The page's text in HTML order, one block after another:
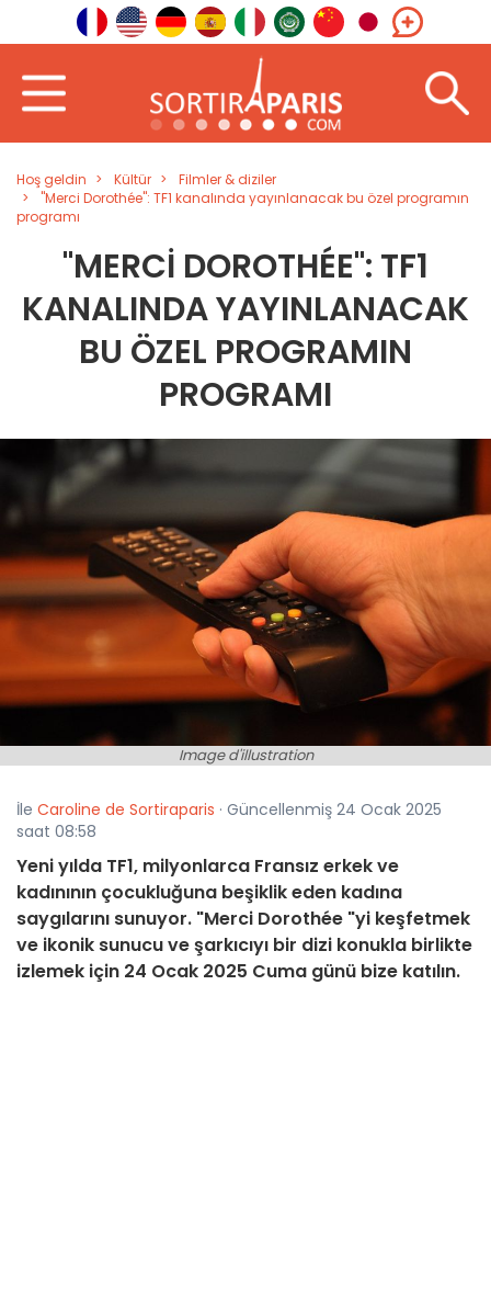
Hoş geldin Kültür
Filmler & diziler
"Merci Dorothée": TF1 kanalında yayınlanacak bu özel programın
programı
"MERCI DOROTHÉE": TF1
KANALINDA YAYINLANACAK
BU ÖZEL PROGRAMIN
PROGRAMI
Image d'illustration
İle Caroline de Sortiraparis · Güncellenmiş 24 Ocak 2025
saat 08:58
Yeni yılda TF1, milyonlarca Fransız erkek ve
kadınının çocukluğuna beşiklik eden kadına
saygılarını sunuyor. "Merci Dorothée "yi keşfetmek
ve ikonik sunucu ve şarkıcıyı bir dizi konukla birlikte
izlemek için 24 Ocak 2025 Cuma günü bize katılın.